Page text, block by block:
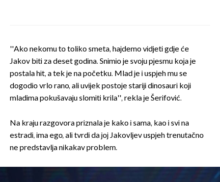
''Ako nekomu to toliko smeta, hajdemo vidjeti gdje će
Jakov biti za deset godina. Snimio je svoju pjesmu koja je
postala hit, a tek je na početku. Mlad je i uspjeh mu se
dogodio vrlo rano, ali uvijek postoje stariji dinosauri koji
mladima pokušavaju slomiti krila'', rekla je Šerifović.
Na kraju razgovora priznala je kako i sama, kao i svi na
estradi, ima ego, ali tvrdi da joj Jakovljev uspjeh trenutačno
ne predstavlja nikakav problem.